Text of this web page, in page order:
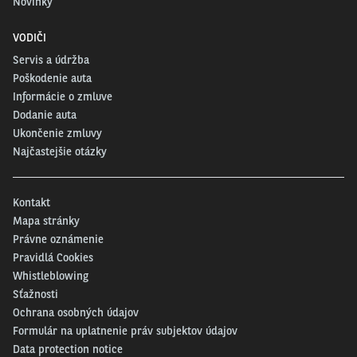
VODIČI
Servis a údržba
Poškodenie auta
Informácie o zmluve
Dodanie auta
Ukončenie zmluvy
Najčastejšie otázky
Kontakt
Mapa stránky
Právne oznámenie
Pravidlá Cookies
Whistleblowing
Sťažnosti
Ochrana osobných údajov
Formulár na uplatnenie práv subjektov údajov
Data protection notice